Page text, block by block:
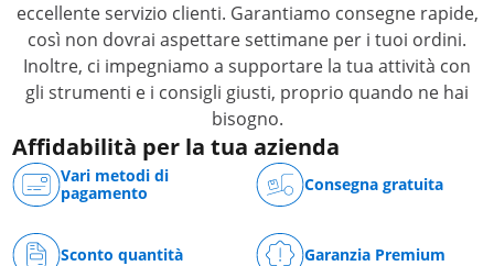
eccellente servizio clienti. Garantiamo consegne rapide,
così non dovrai aspettare settimane per i tuoi ordini.
Inoltre, ci impegniamo a supportare la tua attività con
gli strumenti e i consigli giusti, proprio quando ne hai
bisogno.
Affidabilità per la tua azienda
Vari metodi di
pagamento
Consegna gratuita
Sconto quantità Garanzia Premium